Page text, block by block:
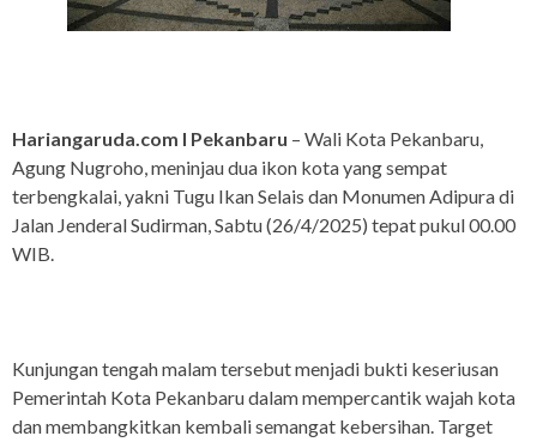
Hariangaruda.com I Pekanbaru – Wali Kota Pekanbaru,
Agung Nugroho, meninjau dua ikon kota yang sempat
terbengkalai, yakni Tugu Ikan Selais dan Monumen Adipura di
Jalan Jenderal Sudirman, Sabtu (26/4/2025) tepat pukul 00.00
WIB.
Kunjungan tengah malam tersebut menjadi bukti keseriusan
Pemerintah Kota Pekanbaru dalam mempercantik wajah kota
dan membangkitkan kembali semangat kebersihan. Target